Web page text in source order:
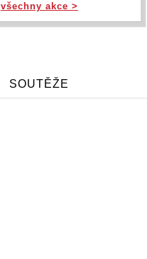
všechny akce >
SOUTĚŽE